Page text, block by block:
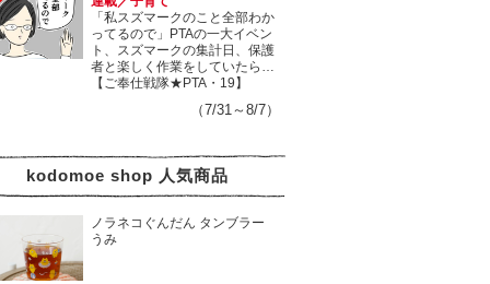
「私スズマークのこと全部わか
ってるので」PTAの一大イベン
ト、スズマークの集計日、保護
者と楽しく作業をしていたら…
【ご奉仕戦隊★PTA・19】
（7/31～8/7）
kodomoe shop 人気商品
ノラネコぐんだん タンブラー
うみ